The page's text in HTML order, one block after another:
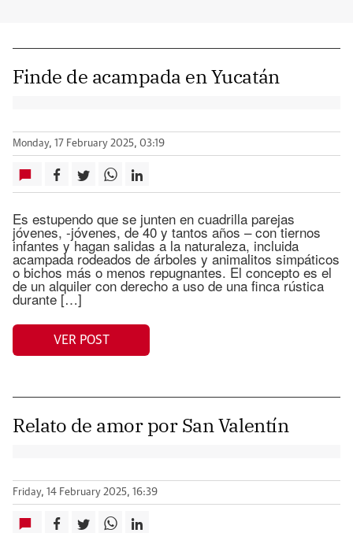
Finde de acampada en Yucatán
Monday, 17 February 2025, 03:19
Es estupendo que se junten en cuadrilla parejas
jóvenes, -jóvenes, de 40 y tantos años – con tiernos
infantes y hagan salidas a la naturaleza, incluida
acampada rodeados de árboles y animalitos simpáticos
o bichos más o menos repugnantes. El concepto es el
de un alquiler con derecho a uso de una finca rústica
durante […]
VER POST
Relato de amor por San Valentín
Friday, 14 February 2025, 16:39